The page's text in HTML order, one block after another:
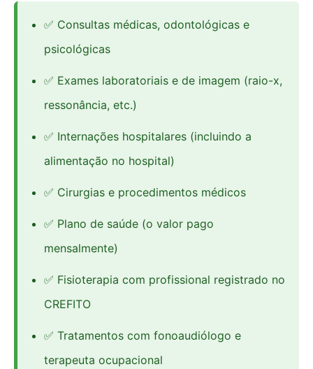
✅ Consultas médicas, odontológicas e
psicológicas
✅ Exames laboratoriais e de imagem (raio-x,
ressonância, etc.)
✅ Internações hospitalares (incluindo a
alimentação no hospital)
✅ Cirurgias e procedimentos médicos
✅ Plano de saúde (o valor pago
mensalmente)
✅ Fisioterapia com profissional registrado no
CREFITO
✅ Tratamentos com fonoaudiólogo e
terapeuta ocupacional